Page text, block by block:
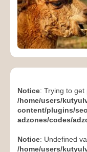
Notice: Trying to
/home/users/
content/plugins/
adzones/codes/
Notice: Undefined
/home/users/